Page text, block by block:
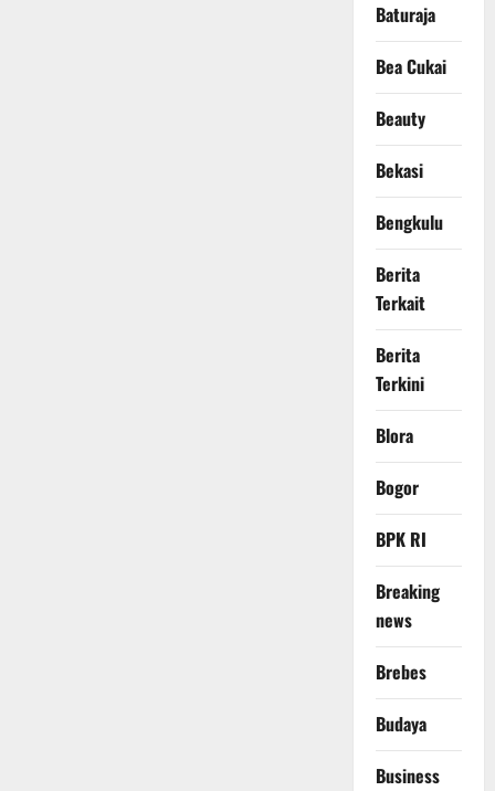
Baturaja
Bea Cukai
Beauty
Bekasi
Bengkulu
Berita
Terkait
Berita
Terkini
Blora
Bogor
BPK RI
Breaking
news
Brebes
Budaya
Business